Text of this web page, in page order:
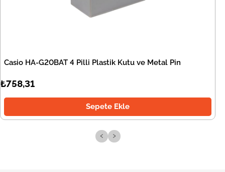
Casio HA-G20BAT 4 Pilli Plastik Kutu ve Metal Pin
₺758,31
Sepete Ekle
‹ ›